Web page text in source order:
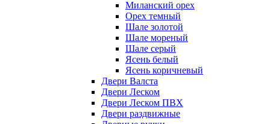
Миланский орех
Орех темный
Шале золотой
Шале мореный
Шале серый
Ясень белый
Ясень коричневый
Двери Валста
Двери Леском
Двери Леском ПВХ
Двери раздвижные